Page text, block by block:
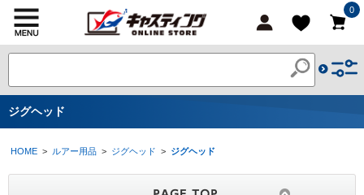
0
ジグヘッド
HOME > ルアー用品 > ジグヘッド > ジグヘッド